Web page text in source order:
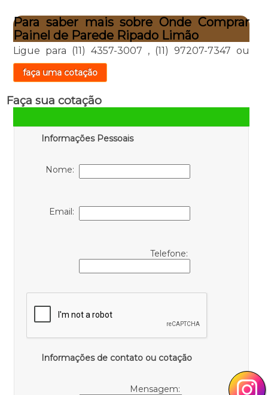
Para saber mais sobre Onde Comprar
Painel de Parede Ripado Limão
Ligue para (11) 4357-3007 , (11) 97207-7347 ou
faça uma cotação
Faça sua cotação
Informações Pessoais
Nome:
Email:
Telefone:
Informações de contato ou cotação
Mensagem: